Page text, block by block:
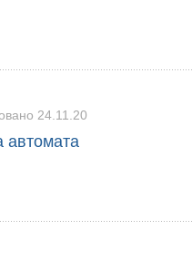
24.11.20
автомата